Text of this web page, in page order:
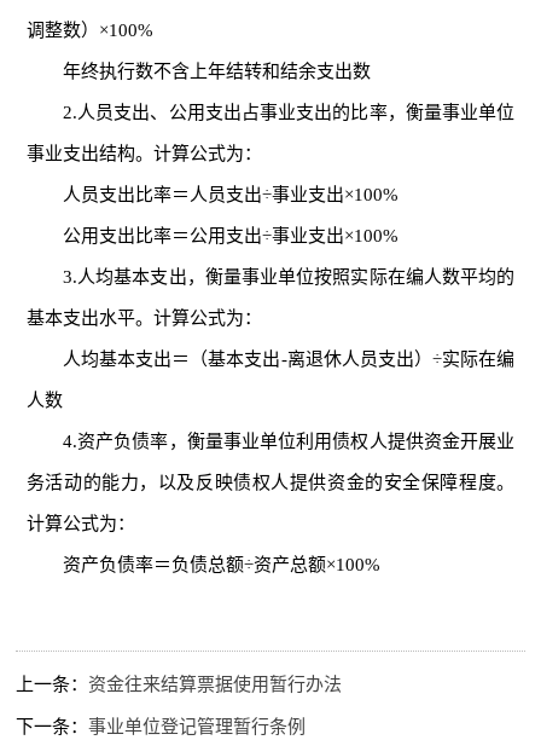
调整数）×100%
年终执行数不含上年结转和结余支出数
2.人员支出、公用支出占事业支出的比率，衡量事业单位
事业支出结构。计算公式为：
人员支出比率＝人员支出÷事业支出×100%
公用支出比率＝公用支出÷事业支出×100%
3.人均基本支出，衡量事业单位按照实际在编人数平均的
基本支出水平。计算公式为：
人均基本支出＝（基本支出-离退休人员支出）÷实际在编
人数
4.资产负债率，衡量事业单位利用债权人提供资金开展业
务活动的能力，以及反映债权人提供资金的安全保障程度。
计算公式为：
资产负债率＝负债总额÷资产总额×100%
上一条： 资金往来结算票据使用暂行办法
下一条：事业单位登记管理暂行条例